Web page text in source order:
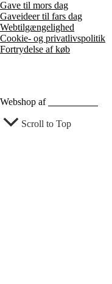
Gave til mors dag
Gaveideer til fars dag
Webtilgængelighed
Cookie- og privatlivspolitik
Fortrydelse af køb
Webshop af
Scroll to Top